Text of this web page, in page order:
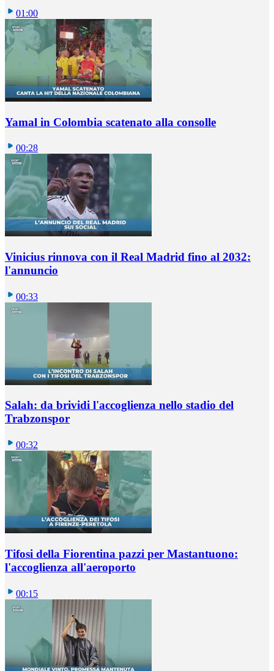
01:00
Yamal in Colombia scatenato alla consolle
00:28
Vinicius rinnova con il Real Madrid fino al 2032:
l'annuncio
00:33
Salah: da brividi l'accoglienza nello stadio del
Trabzonspor
00:32
Tifosi della Fiorentina pazzi per Mastantuono:
l'accoglienza all'aeroporto
00:15